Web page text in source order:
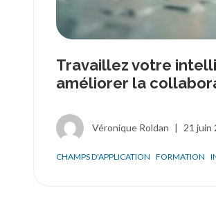
Travaillez votre
améliorer la
Véronique Roldan | 21 juin
CHAMPS D'APPLICATION FORMATION